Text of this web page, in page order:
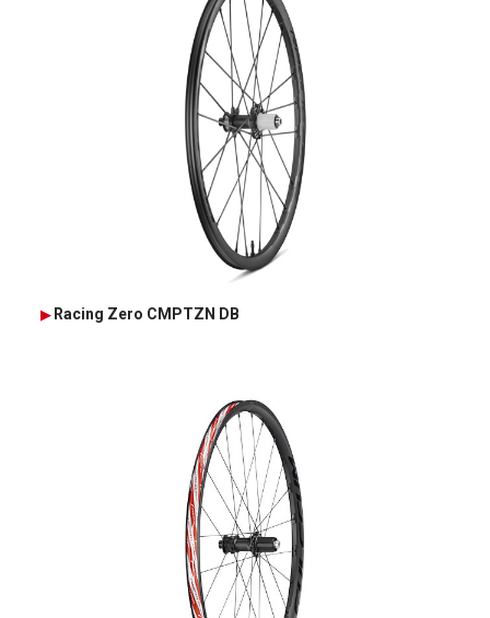
Racing Zero CMPTZN DB